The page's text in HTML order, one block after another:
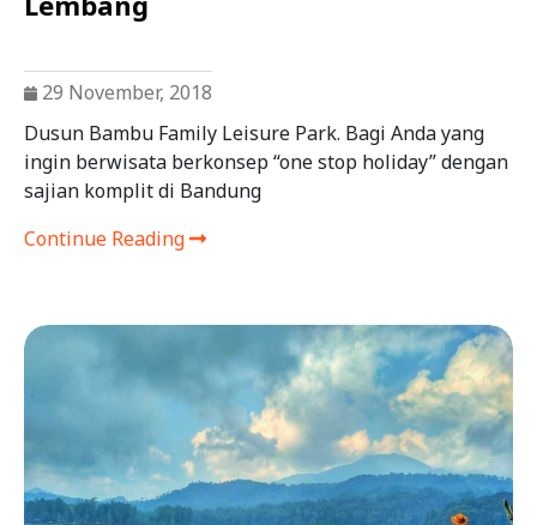
29 November, 2018
Dusun Bambu Family Leisure Park. Bagi Anda yang
ingin berwisata berkonsep “one stop holiday” dengan
sajian komplit di Bandung
Continue Reading